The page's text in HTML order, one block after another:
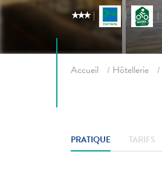
star_ratestar_ratestar_rate
Accueil Hôtellerie
PRATIQUE TARIFS